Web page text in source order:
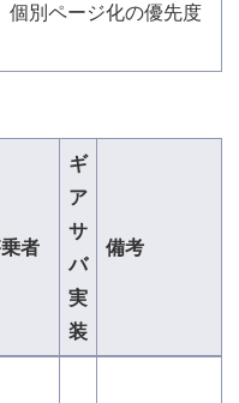
個別ページ化の優先度
者
ギ
ア
サ
バ
実
装
備考